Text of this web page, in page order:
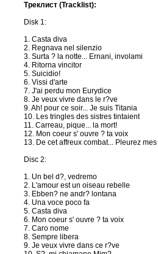
Треклист (Tracklist):
Disk 1:
1. Casta diva
2. Regnava nel silenzio
3. Surta ? la notte... Ernani, involami
4. Ritorna vincitor
5. Suicidio!
6. Vissi d'arte
7. J'ai perdu mon Eurydice
8. Je veux vivre dans le r?ve
9. Ah! pour ce soir... Je suis Titania
10. Les tringles des sistres tintaient
11. Carreau, pique... la mort!
12. Mon coeur s' ouvre ? ta voix
13. De cet affreux combat... Pleurez
Disc 2:
1. Un bel d?, vedremo
2. L'amour est un oiseau rebelle
3. Ebben? ne andr? lontana
4. Una voce poco fa
5. Casta diva
6. Mon coeur s' ouvre ? ta voix
7. Caro nome
8. Sempre libera
9. Je veux vivre dans ce r?ve